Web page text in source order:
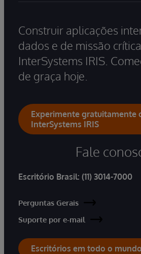
Construir aplicações
dados e de missão
InterSystems IRIS.
de graça hoje.
Experimente gratuitamente
InterSystems IRIS
Fale
Escritório Brasil: (11) 3014-7000
Perguntas Gerais
Suporte por e-mail
Escritórios em todo o mundo